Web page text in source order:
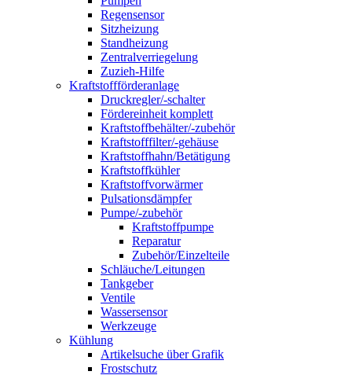
Regensensor
Sitzheizung
Standheizung
Zentralverriegelung
Zuzieh-Hilfe
Kraftstoffförderanlage
Druckregler/-schalter
Fördereinheit komplett
Kraftstoffbehälter/-zubehör
Kraftstofffilter/-gehäuse
Kraftstoffhahn/Betätigung
Kraftstoffkühler
Kraftstoffvorwärmer
Pulsationsdämpfer
Pumpe/-zubehör
Kraftstoffpumpe
Reparatur
Zubehör/Einzelteile
Schläuche/Leitungen
Tankgeber
Ventile
Wassersensor
Werkzeuge
Kühlung
Artikelsuche über Grafik
Frostschutz